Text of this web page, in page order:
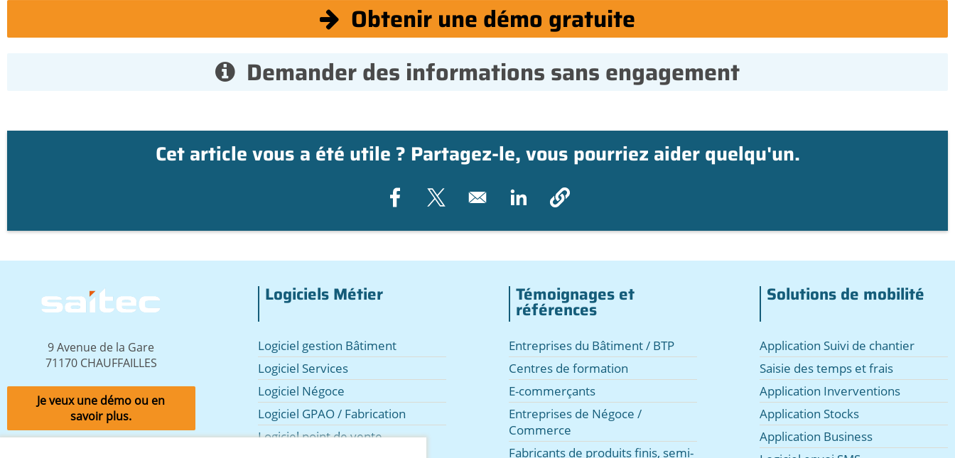
Obtenir une démo gratuite
Demander des informations sans engagement
Cet article vous a été utile ? Partagez-le, vous pourriez aider quelqu'un.
Opens in a new window
Opens in a new windowOpens in a new window
9 Avenue de la Gare
71170 CHAUFFAILLES
Je veux une démo ou en
savoir plus.
Logiciels Métier
Logiciel gestion Bâtiment
Logiciel Services
Logiciel Négoce
Logiciel GPAO / Fabrication
Logiciel point de vente,
Témoignages et
références
Entreprises du Bâtiment / BTP
Centres de formation
E-commerçants
Entreprises de Négoce /
Commerce
Fabricants de produits finis, semi-
Solutions de mobilité
Application Suivi de chantier
Saisie des temps et frais
Application Inverventions
Application Stocks
Application Business